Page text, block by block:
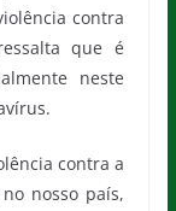
contra
que é
neste
contra a
nosso país,